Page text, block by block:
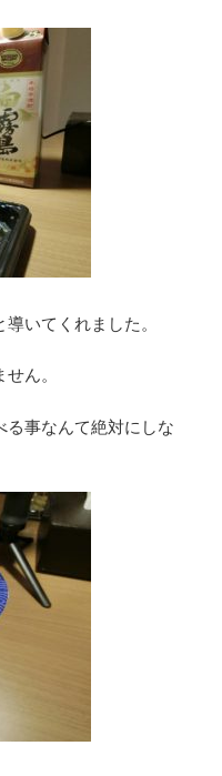
いてくれました。
ん。
る事なんて絶対にしな